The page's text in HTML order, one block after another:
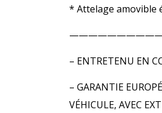
* Attelage amovible
– ENTRETENU EN
– GARANTIE
VÉHICULE, AVEC